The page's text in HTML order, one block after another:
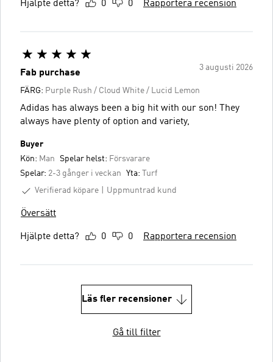
Hjälpte detta? 0 0 Rapportera recension
3 augusti 2026
Fab purchase
FÄRG: Purple Rush / Cloud White / Lucid Lemon
Adidas has always been a big hit with our son! They
always have plenty of option and variety,
Buyer
Kön: Man Spelar helst: Försvarare
Spelar: 2-3 gånger i veckan Yta:
Turf
Verifierad köpare
Uppmuntrad kund
Översätt
Hjälpte detta? 0 0 Rapportera recension
Läs fler recensioner
Gå till filter